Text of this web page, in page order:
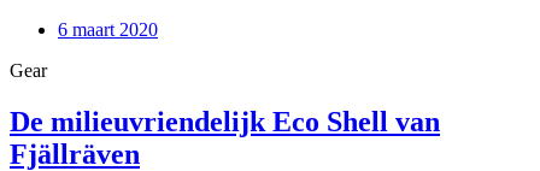
6 maart 2020
Gear
De milieuvriendelijk Eco Shell van
Fjällräven